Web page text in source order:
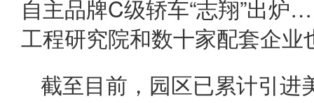
自主品牌C级轿车“志翔”出
工程研究院和数十家配套企业
截至目前，园区已累计引进